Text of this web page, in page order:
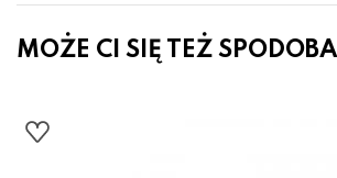
MOŻE CI SIĘ TEŻ